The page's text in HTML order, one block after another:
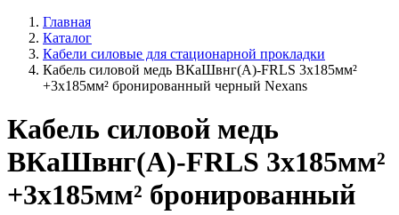
Главная
Каталог
Кабели силовые для стационарной прокладки
Кабель силовой медь ВКаШвнг(A)-FRLS 3x185мм²
+3x185мм² бронированный черный Nexans
Кабель силовой медь
ВКаШвнг(A)-FRLS 3x185мм²
+3x185мм² бронированный